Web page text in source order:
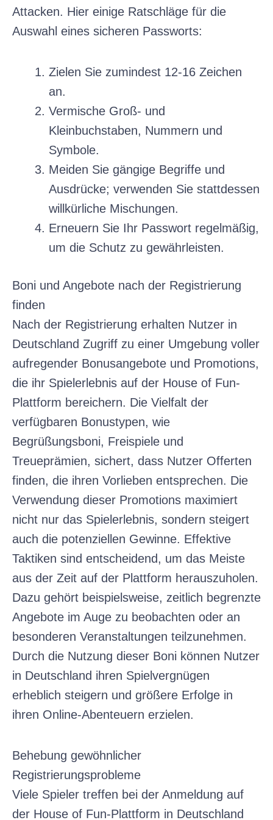
Attacken. Hier einige Ratschläge für die
Auswahl eines sicheren Passworts:
Zielen Sie zumindest 12-16 Zeichen
an.
Vermische Groß- und
Kleinbuchstaben, Nummern und
Symbole.
Meiden Sie gängige Begriffe und
Ausdrücke; verwenden Sie stattdessen
willkürliche Mischungen.
Erneuern Sie Ihr Passwort regelmäßig,
um die Schutz zu gewährleisten.
Boni und Angebote nach der Registrierung
finden
Nach der Registrierung erhalten Nutzer in
Deutschland Zugriff zu einer Umgebung voller
aufregender Bonusangebote und Promotions,
die ihr Spielerlebnis auf der House of Fun-
Plattform bereichern. Die Vielfalt der
verfügbaren Bonustypen, wie
Begrüßungsboni, Freispiele und
Treueprämien, sichert, dass Nutzer Offerten
finden, die ihren Vorlieben entsprechen. Die
Verwendung dieser Promotions maximiert
nicht nur das Spielerlebnis, sondern steigert
auch die potenziellen Gewinne. Effektive
Taktiken sind entscheidend, um das Meiste
aus der Zeit auf der Plattform herauszuholen.
Dazu gehört beispielsweise, zeitlich begrenzte
Angebote im Auge zu beobachten oder an
besonderen Veranstaltungen teilzunehmen.
Durch die Nutzung dieser Boni können Nutzer
in Deutschland ihren Spielvergnügen
erheblich steigern und größere Erfolge in
ihren Online-Abenteuern erzielen.
Behebung gewöhnlicher
Registrierungsprobleme
Viele Spieler treffen bei der Anmeldung auf
der House of Fun-Plattform in Deutschland